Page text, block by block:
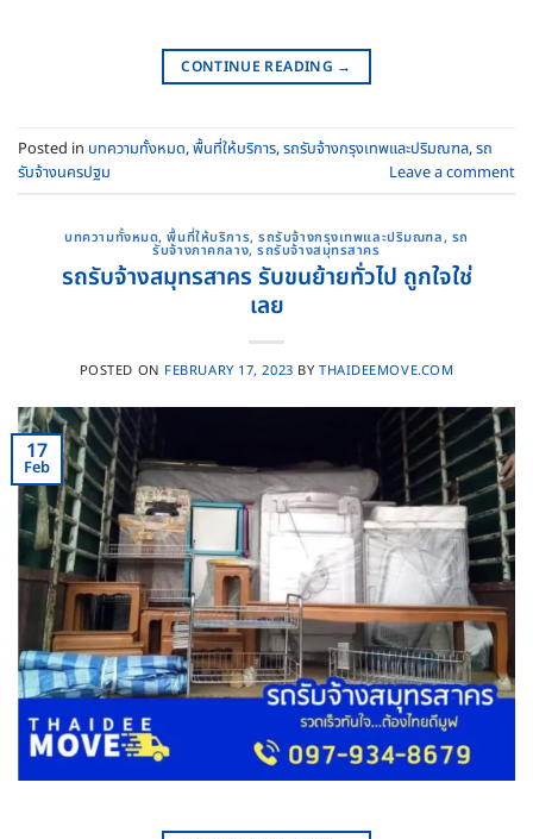
CONTINUE READING →
Posted in บทความทั้งหมด,พื้นที่ให้บริการ,รถรับจ้างกรุงเทพและปริมณฑล,รถ
รับจ้างนครปฐม
Leave a comment
บทความทั้งหมด,พื้นที่ให้บริการ,รถรับจ้างกรุงเทพและปริมณฑล, รถ
รับจ้างภาคกลาง,รถรับจ้างสมุทรสาคร
รถรับจ้างสมุทรสาคร รับขนย้ายทั่วไป ถูกใจใช่
เลย
POSTED ON FEBRUARY 17, 2023 BY THAIDEEMOVE.COM
17
Feb